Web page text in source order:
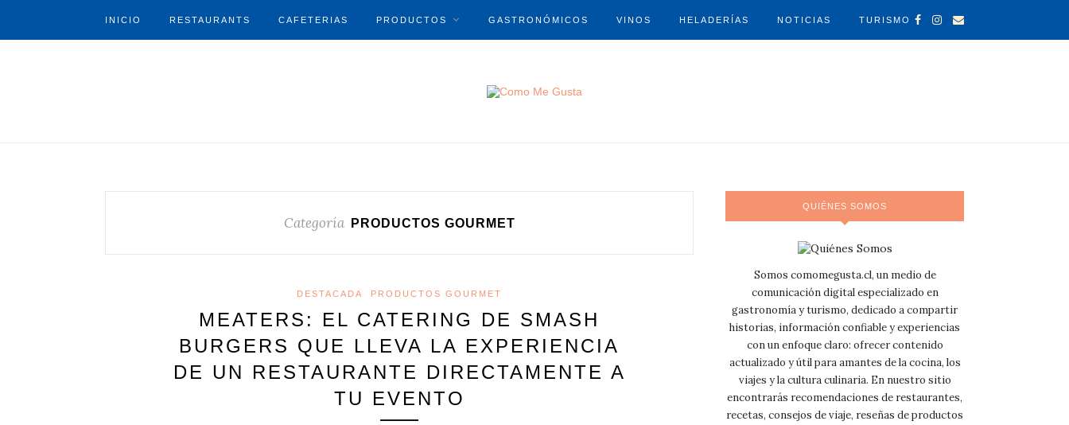
INICIO RESTAURANTS CAFETERIAS PRODUCTOS GASTRONÓMICOS VINOS HELADERÍAS NOTICIAS TURISMO
Categoría PRODUCTOS GOURMET
DESTACADA PRODUCTOS GOURMET
MEATERS: EL CATERING DE SMASH
BURGERS QUE LLEVA LA EXPERIENCIA
DE UN RESTAURANTE DIRECTAMENTE A
TU EVENTO
QUIÉNES SOMOS
Somos comomegusta.cl, un medio de
comunicación digital especializado en
gastronomía y turismo, dedicado a compartir
historias, información confiable y experiencias
con un enfoque claro: ofrecer contenido
actualizado y útil para amantes de la cocina, los
viajes y la cultura culinaria. En nuestro sitio
encontrarás recomendaciones de restaurantes,
recetas, consejos de viaje, reseñas de productos